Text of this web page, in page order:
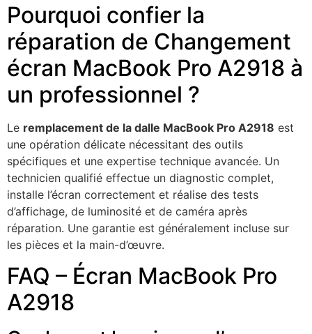
Pourquoi confier la
réparation de Changement
écran MacBook Pro A2918 à
un professionnel ?
Le remplacement de la dalle MacBook Pro A2918 est
une opération délicate nécessitant des outils
spécifiques et une expertise technique avancée. Un
technicien qualifié effectue un diagnostic complet,
installe l’écran correctement et réalise des tests
d’affichage, de luminosité et de caméra après
réparation. Une garantie est généralement incluse sur
les pièces et la main-d’œuvre.
FAQ – Écran MacBook Pro
A2918